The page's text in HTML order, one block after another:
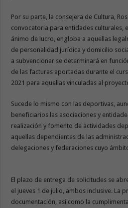
Por su parte, la consejera de Cultura,
convocatoria para entidades culturales,
ánimo de lucro, engloba a aquellas
de personalidad jurídica y domicilio
a subvencionar se determinará en
de las facturas aportadas durante el
2021 para aquellas vinculadas al
Sucede lo mismo con las deportivas,
beneficiarios las asociaciones y
realización y fomento de actividades
aquellas dependientes de las
delegaciones y federaciones cuyo
El plazo de entrega de solicitudes se
el jueves 1 de julio, ambos inclusive. La
documentación, así como la